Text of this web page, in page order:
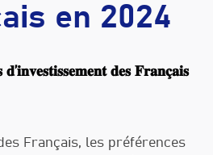
en 2024
𝐝𝐞𝐬 𝐅𝐫𝐚𝐧𝐜̧𝐚𝐢𝐬
Français, les préférences